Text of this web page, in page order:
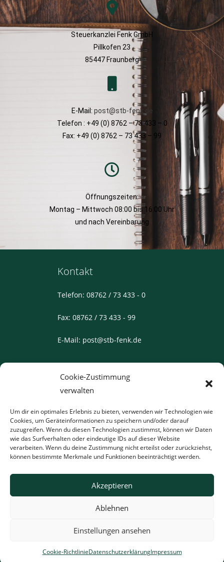
Cookie-Zustimmung
verwalten
Um dir ein optimales Erlebnis zu bieten, verwenden wir Technologien wie
Cookies, um Geräteinformationen zu speichern und/oder darauf
zuzugreifen. Wenn du diesen Technologien zustimmst, können wir Daten
wie das Surfverhalten oder eindeutige IDs auf dieser Website
verarbeiten. Wenn du deine Zustimmung nicht erteilst oder zurückziehst,
können bestimmte Merkmale und Funktionen beeinträchtigt werden.
Akzeptieren
Ablehnen
Einstellungen ansehen
Cookie-RichtlinieDatenschutzerklärungImpressum
Steuerkanzlei Fenk GmbH
Pillkofen 23
85447 Fraunberg
E-Mail: post@stb-fenk.de
Telefon : +49 (0) 8762 – 73 433 – 0
Fax: +49 (0) 8762 – 73 433 – 99
Öffnungszeiten:
Montag – Mittwoch 08:00 bis 16:00 Uhr
und nach Vereinbarung
Kontakt
Telefon: 08762 / 73 433 - 0
Fax: 08762 / 73 433 - 99
E-Mail: post@stb-fenk.de
Impressum
Datenschutzerklärung
Allgemeine Geschäftsbedingungen
Mit Liebe gestaltet vonWoodpecker Webdesign